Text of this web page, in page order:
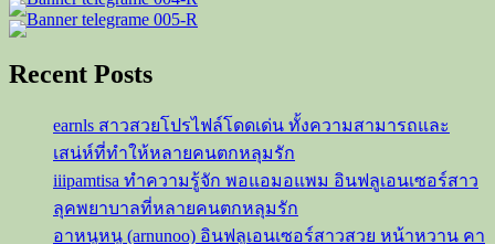
แชมป์
ชาย
คน
ล่าสุด
จาก
BWF
Recent Posts
earnls สาวสวยโปรไฟล์โดดเด่น ทั้งความสามารถและ
เสน่ห์ที่ทำให้หลายคนตกหลุมรัก
iiipamtisa ทำความรู้จัก พอแอมอแพม อินฟลูเอนเซอร์สาว
ลุคพยาบาลที่หลายคนตกหลุมรัก
อาหนูหนู (arnunoo) อินฟลูเอนเซอร์สาวสวย หน้าหวาน คา